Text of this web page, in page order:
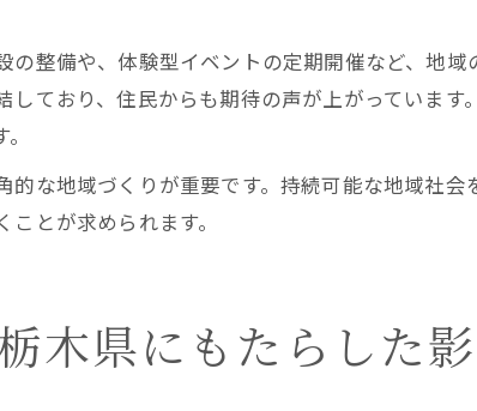
の整備や、体験型イベントの定期開催など、地
しており、住民からも期待の声が上がっていま
的な地域づくりが重要です。持続可能な地域社
とが求められます。
木県にもたらした